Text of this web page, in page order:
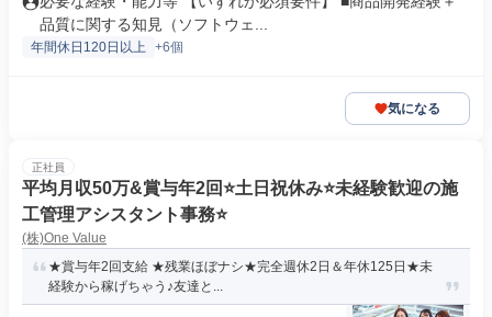
品質に関する知見（ソフトウェ...
年間休日120日以上 +6個
気になる
正社員
平均月収50万&賞与年2回⭐土日祝休み⭐未経験歓迎の施
工管理アシスタント事務⭐
(株)One Value
★賞与年2回支給 ★残業ほぼナシ★完全週休2日＆年休125日★未
経験から稼げちゃう♪友達と...